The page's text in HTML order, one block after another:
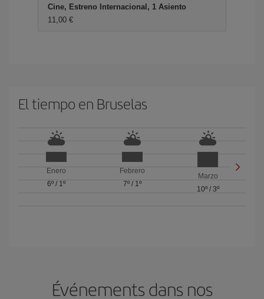
Cine, Estreno Internacional, 1 Asiento
11,00
El tiempo en Bruselas
Enero
6º/ 1º
Febrero
7º/ 1º
Marzo
10º/ 3º
Événements dans nos